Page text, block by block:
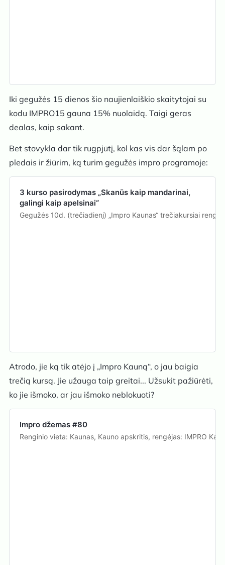
Iki gegužės 15 dienos šio naujienlaiškio skaitytojai su
kodu IMPRO15 gauna 15% nuolaidą. Taigi geras
dealas, kaip sakant.
Bet stovykla dar tik rugpjūtį, kol kas vis dar šąlam po
pledais ir žiūrim, ką turim gegužės impro programoje:
3 kurso pasirodymas „Skanūs kaip mandarinai,
galingi kaip apelsinai“
Gegužės 10d. (trečiadienį) „Impro Kaunas“ trečiakursiai
Atrodo, jie ką tik atėjo į „Impro Kauną“, o jau baigia
trečią kursą. Jie užauga taip greitai... Užsukit pažiūrėti,
ko jie išmoko, ar jau išmoko neblokuoti?
Impro džemas #80
Renginio vieta: Kaunas, Kauno apskritis, rengėjas: IMPRO